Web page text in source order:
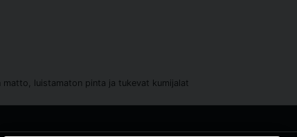
luistamaton pinta ja tukevat kumijalat